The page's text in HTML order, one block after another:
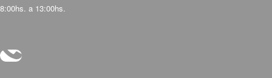
8:00hs. a 13:00hs.